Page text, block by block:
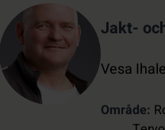
Jakt-
Vesa
Område